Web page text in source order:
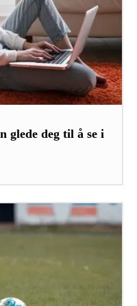
glede deg til å se i